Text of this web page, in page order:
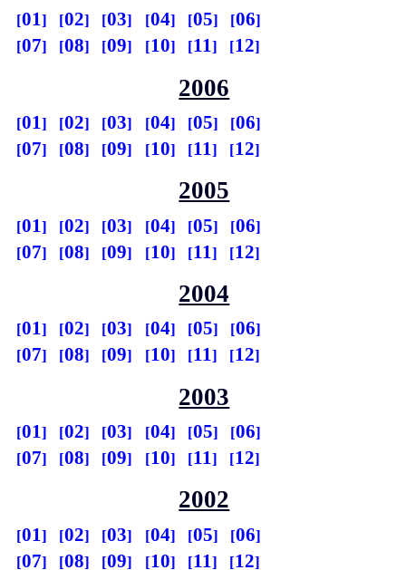
01 02 03 04 05
06
07
08 09 10 11 12
2006
01 02 03 04 05
06
07
08 09 10 11 12
2005
01 02 03 04 05
06
07
08 09 10 11 12
2004
01 02 03 04 05
06
07
08 09 10 11 12
2003
01 02 03 04 05
06
07
08 09 10 11 12
2002
01 02 03 04 05
06
07
08 09 10 11 12